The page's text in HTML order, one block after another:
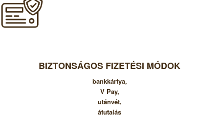
BIZTONSÁGOS FIZETÉSI MÓDOK
bankkártya,
V Pay,
utánvét,
átutalás